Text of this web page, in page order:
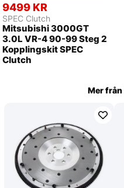
9499 KR
SPEC Clutch
Mitsubishi 3000GT
3.0L VR-4 90-99 Steg 2
Kopplingskit SPEC
Clutch
Mer från